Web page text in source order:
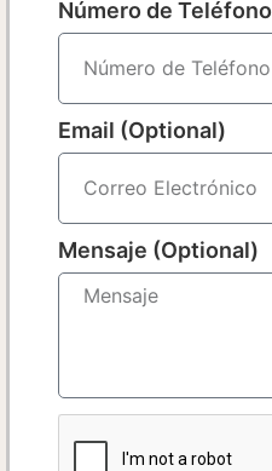
Número de Teléfono
Email (Optional)
Mensaje (Optional)